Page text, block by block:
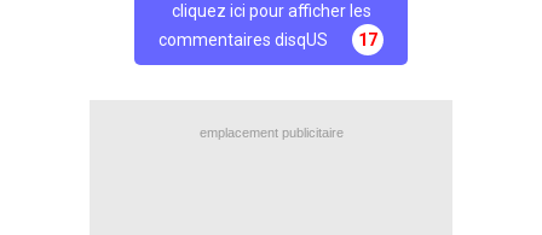
cliquez ici pour afficher les
commentaires disqUS
17
emplacement publicitaire